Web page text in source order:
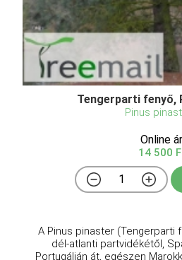
Tengerparti fenyő,
Pinus
Online ár
14 500
A Pinus pinaster (Tengerparti
dél-atlanti partvidékétől,
Portugálián át, egészen